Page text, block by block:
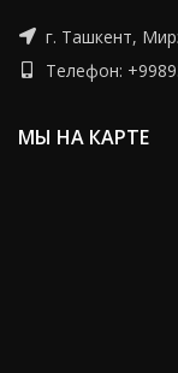
г. Ташкент,
Телефон:
МЫ НА КАРТЕ